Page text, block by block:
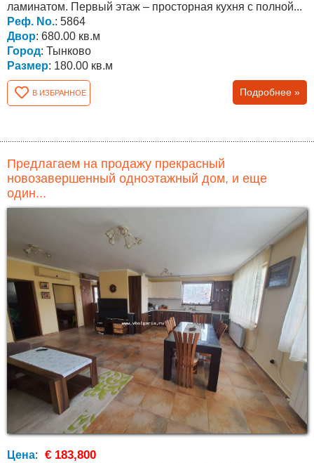
ламинатом. Первый этаж – просторная кухня с полной...
Реф. No.: 5864
Двор: 680.00 кв.м
Город: Тынково
Размер: 180.00 кв.м
В ИЗБРАННОЕ Подробнее »
Предлагаем на продажу прекрасный
новозавершенный одноэтажный дом, и еще
один...
Цена: € 183,800